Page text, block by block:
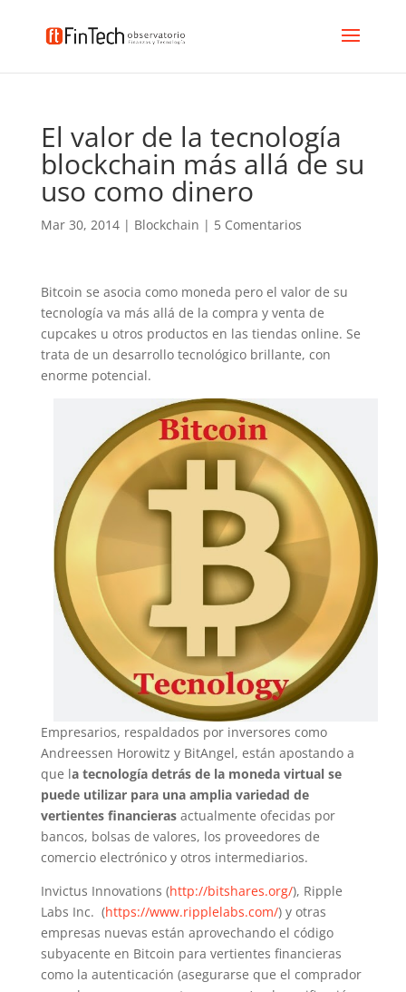
El valor de la tecnología
blockchain más allá de su
uso como dinero
Mar 30, 2014| Blockchain | 5 Comentarios
Bitcoin se asocia como moneda pero el valor de su
tecnología va más allá de la compra y venta de
cupcakes u otros productos en las tiendas online. Se
trata de un desarrollo tecnológico brillante, con
enorme potencial.
Empresarios, respaldados por inversores como
Andreessen Horowitz y BitAngel, están apostando a
que la tecnología detrás de la moneda virtual se
puede utilizar para una amplia variedad de
vertientes financierasactualmente ofecidas por
bancos, bolsas de valores, los proveedores de
comercio electrónico y otros intermediarios.
Invictus Innovations (http://bitshares.org/), Ripple
Labs Inc. (https://www.ripplelabs.com/) y otras
empresas nuevas están aprovechando el código
subyacente en Bitcoin para vertientes financieras
como la autenticación (asegurarse que el comprador